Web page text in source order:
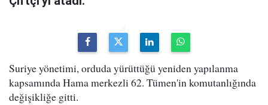
Suriye yönetimi, orduda yürüttüğü yeniden yapılanma
kapsamında Hama merkezli 62. Tümen'in komutanlığında
değişikliğe gitti.